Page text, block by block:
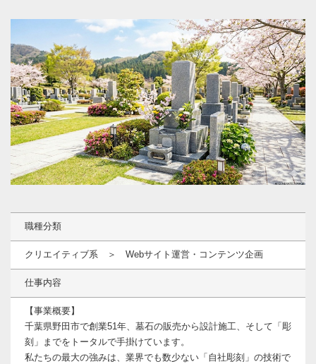
職種分類
クリエイティブ系 ＞ Webサイト運営・コンテンツ企画
仕事内容
【事業概要】
千葉県野田市で創業51年、墓石の販売から設計施工、そして「彫
刻」までをトータルで手掛けています。
私たちの最大の強みは、業界でも数少ない「自社彫刻」の技術で